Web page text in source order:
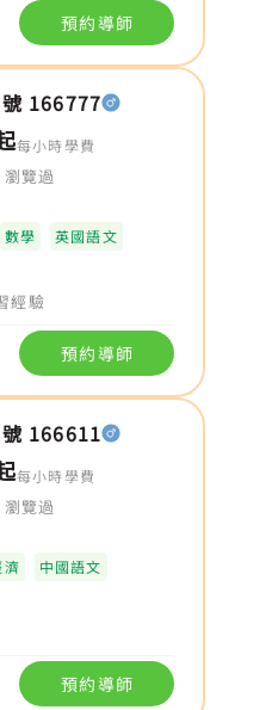
預約導師
166777
每小時學費
覽過
數學 英國語文
經驗
預約導師
166611
每小時學費
覽過
濟 中國語文
預約導師